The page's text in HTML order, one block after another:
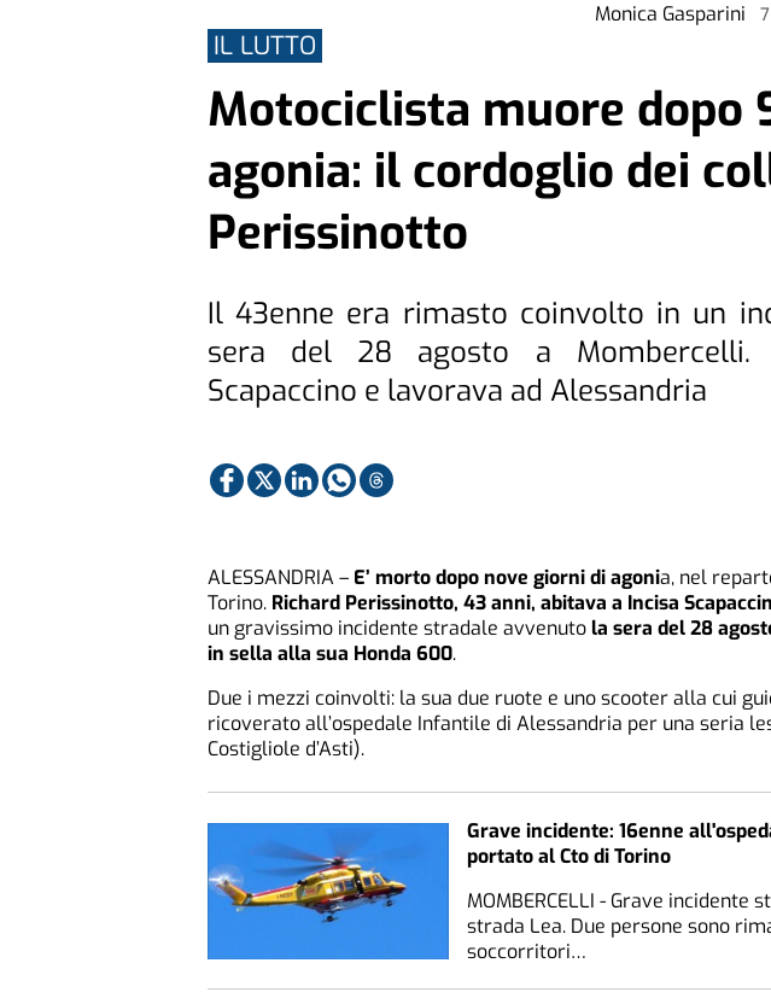
Monica Gasparini
IL LUTTO
Motociclista muore dopo
agonia: il cordoglio dei
Perissinotto
Il 43enne era rimasto coinvolto in un
sera del 28 agosto a Mombercelli.
Scapaccino e lavorava ad Alessandria
ALESSANDRIA – E’ morto dopo nove giorni di agonia, nel
Torino. Richard Perissinotto, 43 anni, abitava a Incisa
un gravissimo incidente stradale avvenutola sera del 28
in sella alla sua Honda 600.
Due i mezzi coinvolti: la sua due ruote e uno scooter alla cui
ricoverato all’ospedale Infantile di Alessandria per una seria
Costigliole d’Asti).
Grave incidente: 16enne
portato al Cto di Torino
MOMBERCELLI - Grave
strada Lea. Due persone sono
soccorritori…